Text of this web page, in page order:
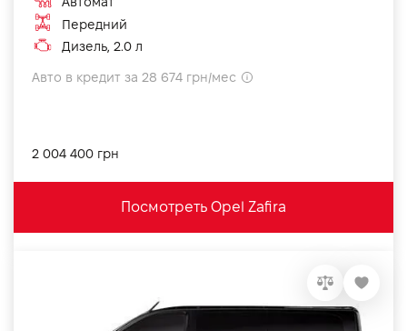
Передний
Дизель, 2.0 л
Авто в кредит за 28 674 грн/мес
2 004 400 грн
Посмотреть Opel Zafira